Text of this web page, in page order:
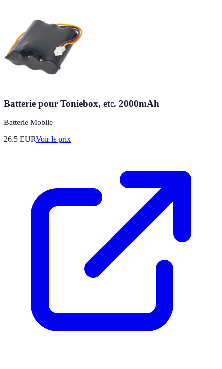
Batterie pour Toniebox, etc. 2000mAh
Batterie Mobile
26.5 EURVoir le prix